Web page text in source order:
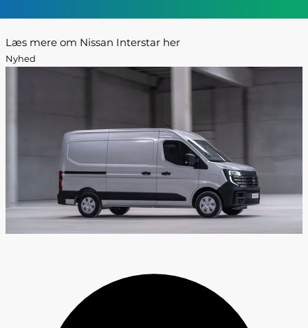
Læs mere om Nissan Interstar her
Nyhed